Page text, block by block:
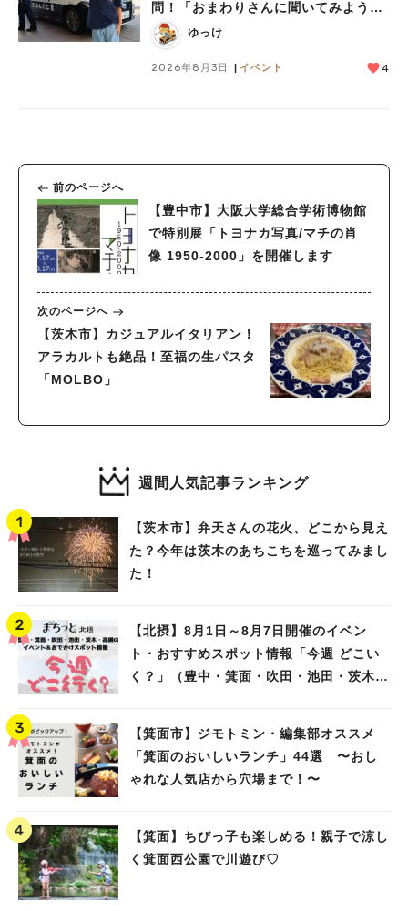
問！「おまわりさんに聞いてみよう」
に参加しました
ゆっけ
2026年8月3日 イベント 4
前のページへ
【豊中市】大阪大学総合学術博物館
で特別展「トヨナカ写真/マチの肖
像 1950-2000」を開催します
次のページへ
【茨木市】カジュアルイタリアン！
アラカルトも絶品！至福の生パスタ
「MOLBO」
週間人気記事ランキング
【茨木市】弁天さんの花火、どこから見え
た？今年は茨木のあちこちを巡ってみまし
た！
【北摂】8月1日～8月7日開催のイベン
ト・おすすめスポット情報「今週 どこい
く？」（豊中・箕面・吹田・池田・茨木・
【箕面市】ジモトミン・編集部オススメ
「箕面のおいしいランチ」44選 〜おし
ゃれな人気店から穴場まで！〜
【箕面】ちびっ子も楽しめる！親子で涼し
く箕面西公園で川遊び♡